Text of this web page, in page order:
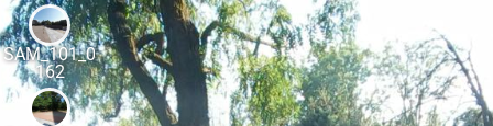
SAM_101_0
162